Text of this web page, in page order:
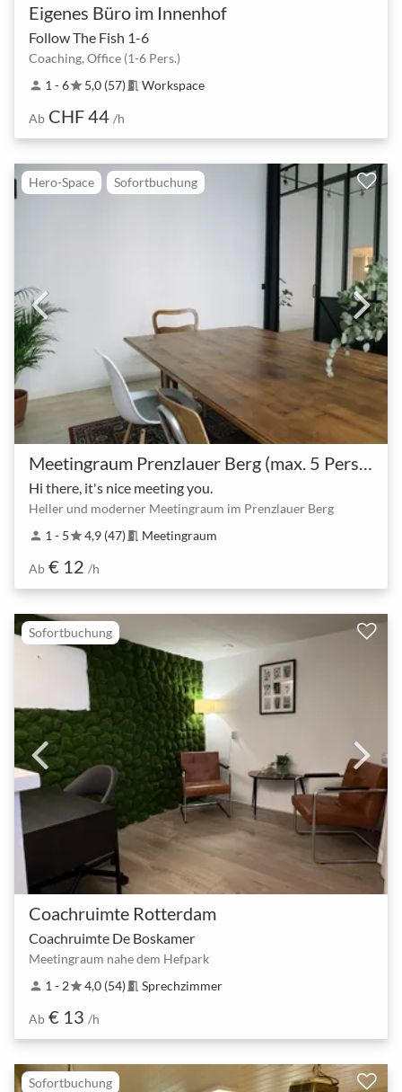
Eigenes Büro im Innenhof
Follow The Fish 1-6
Coaching, Office (1-6 Pers.)
person 1 - 6star5,0 (57) meeting_room Workspace
Ab CHF 44 /h
Hero-Space Sofortbuchung
Hi there, it's nice meeting you.
Heller und moderner Meetingraum im Prenzlauer Berg
person 1 - 5star4,9 (47) meeting_room Meetingraum
Ab € 12 /h
Sofortbuchung
Coachruimte Rotterdam
Coachruimte De Boskamer
Meetingraum nahe dem Hefpark
person 1 - 2star4,0 (54) meeting_room Sprechzimmer
Ab € 13 /h
Sofortbuchung